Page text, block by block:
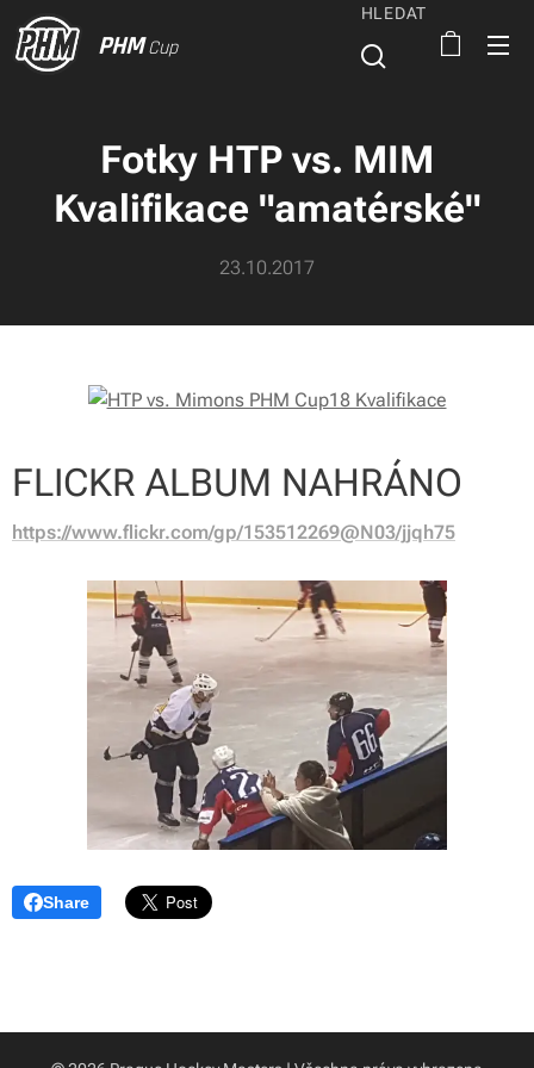
PHMCup
HLEDAT
Fotky HTP vs. MIM
Kvalifikace "amatérské"
23.10.2017
FLICKR ALBUM NAHRÁNO
https://www.flickr.com/gp/153512269@N03/jjqh75
Share